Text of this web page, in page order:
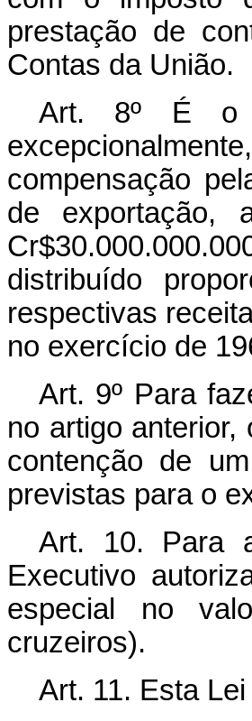
prestação de
Contas da União.
Art. 8º É o
compensação
de exportação,
distribuído
respectivas
no exercício de
Art. 9º Para
no artigo
contenção de
previstas para o
Art. 10. Para
Executivo
especial no
cruzeiros).
Art. 11. Esta